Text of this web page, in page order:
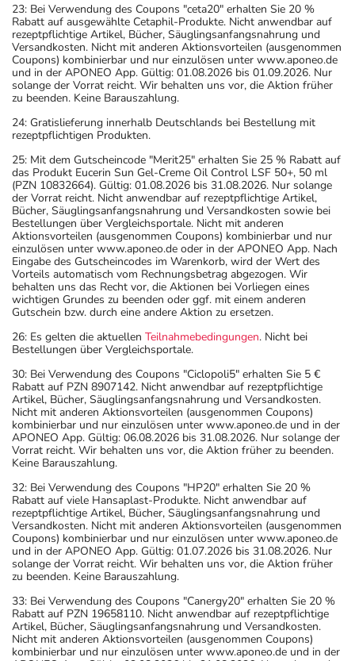
23: Bei Verwendung des Coupons "ceta20" erhalten Sie 20 %
Rabatt auf ausgewählte Cetaphil-Produkte. Nicht anwendbar auf
rezeptpflichtige Artikel, Bücher, Säuglingsanfangsnahrung und
Versandkosten. Nicht mit anderen Aktionsvorteilen (ausgenommen
Coupons) kombinierbar und nur einzulösen unter www.aponeo.de
und in der APONEO App. Gültig: 01.08.2026 bis 01.09.2026. Nur
solange der Vorrat reicht. Wir behalten uns vor, die Aktion früher
zu beenden. Keine Barauszahlung.
24: Gratislieferung innerhalb Deutschlands bei Bestellung mit
rezeptpflichtigen Produkten.
25: Mit dem Gutscheincode "Merit25" erhalten Sie 25 % Rabatt auf
das Produkt Eucerin Sun Gel-Creme Oil Control LSF 50+, 50 ml
(PZN 10832664). Gültig: 01.08.2026 bis 31.08.2026. Nur solange
der Vorrat reicht. Nicht anwendbar auf rezeptpflichtige Artikel,
Bücher, Säuglingsanfangsnahrung und Versandkosten sowie bei
Bestellungen über Vergleichsportale. Nicht mit anderen
Aktionsvorteilen (ausgenommen Coupons) kombinierbar und nur
einzulösen unter www.aponeo.de oder in der APONEO App. Nach
Eingabe des Gutscheincodes im Warenkorb, wird der Wert des
Vorteils automatisch vom Rechnungsbetrag abgezogen. Wir
behalten uns das Recht vor, die Aktionen bei Vorliegen eines
wichtigen Grundes zu beenden oder ggf. mit einem anderen
Gutschein bzw. durch eine andere Aktion zu ersetzen.
26: Es gelten die aktuellen Teilnahmebedingungen. Nicht bei
Bestellungen über Vergleichsportale.
30: Bei Verwendung des Coupons "Ciclopoli5" erhalten Sie 5 €
Rabatt auf PZN 8907142. Nicht anwendbar auf rezeptpflichtige
Artikel, Bücher, Säuglingsanfangsnahrung und Versandkosten.
Nicht mit anderen Aktionsvorteilen (ausgenommen Coupons)
kombinierbar und nur einzulösen unter www.aponeo.de und in der
APONEO App. Gültig: 06.08.2026 bis 31.08.2026. Nur solange der
Vorrat reicht. Wir behalten uns vor, die Aktion früher zu beenden.
Keine Barauszahlung.
32: Bei Verwendung des Coupons "HP20" erhalten Sie 20 %
Rabatt auf viele Hansaplast-Produkte. Nicht anwendbar auf
rezeptpflichtige Artikel, Bücher, Säuglingsanfangsnahrung und
Versandkosten. Nicht mit anderen Aktionsvorteilen (ausgenommen
Coupons) kombinierbar und nur einzulösen unter www.aponeo.de
und in der APONEO App. Gültig: 01.07.2026 bis 31.08.2026. Nur
solange der Vorrat reicht. Wir behalten uns vor, die Aktion früher
zu beenden. Keine Barauszahlung.
33: Bei Verwendung des Coupons "Canergy20" erhalten Sie 20 %
Rabatt auf PZN 19658110. Nicht anwendbar auf rezeptpflichtige
Artikel, Bücher, Säuglingsanfangsnahrung und Versandkosten.
Nicht mit anderen Aktionsvorteilen (ausgenommen Coupons)
kombinierbar und nur einzulösen unter www.aponeo.de und in der